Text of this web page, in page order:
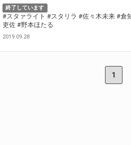
終了しています
#スタァライト #スタリラ #佐々木未来 #倉
吏佐 #野本ほたる
2019.09.28
1